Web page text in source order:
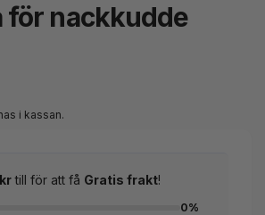
för nackkudde
i kassan.
till för att få Gratis frakt!
0%